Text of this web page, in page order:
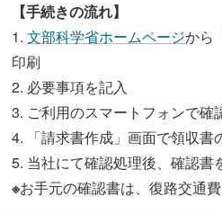
【手続きの流れ】
1. 文部科学省ホームページから
印刷
2. 必要事項を記入
3. ご利用のスマートフォンで確
4. 「請求書作成」画面で領収書
5. 当社にて確認処理後、確認書
※お手元の確認書は、復路交通